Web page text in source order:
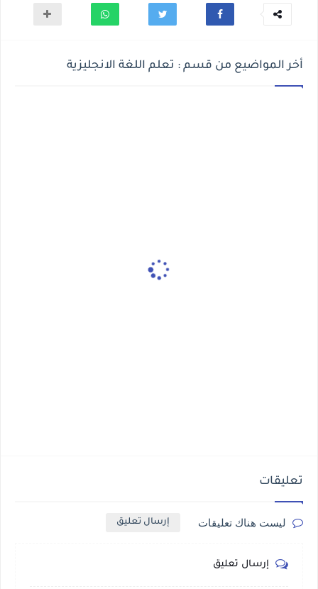
أخر المواضيع من قسم : تعلم اللغة الانجليزية
تعليقات
ليست هناك تعليقات إرسال تعليق
إرسال تعليق